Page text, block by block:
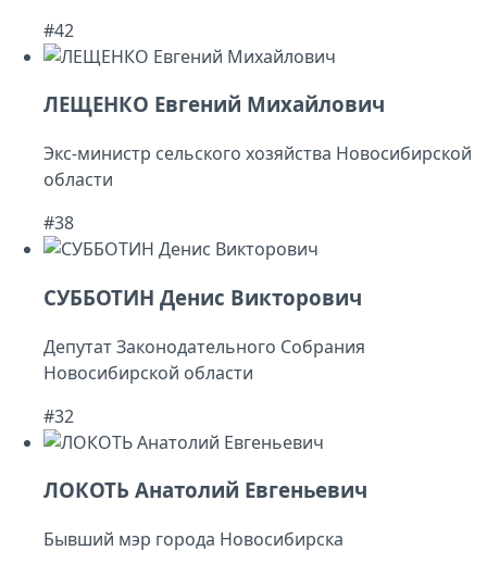
#42
ЛЕЩЕНКО Евгений Михайлович
Экс-министр сельского хозяйства Новосибирской
области
#38
СУББОТИН Денис Викторович
Депутат Законодательного Собрания
Новосибирской области
#32
ЛОКОТЬ Анатолий Евгеньевич
Бывший мэр города Новосибирска